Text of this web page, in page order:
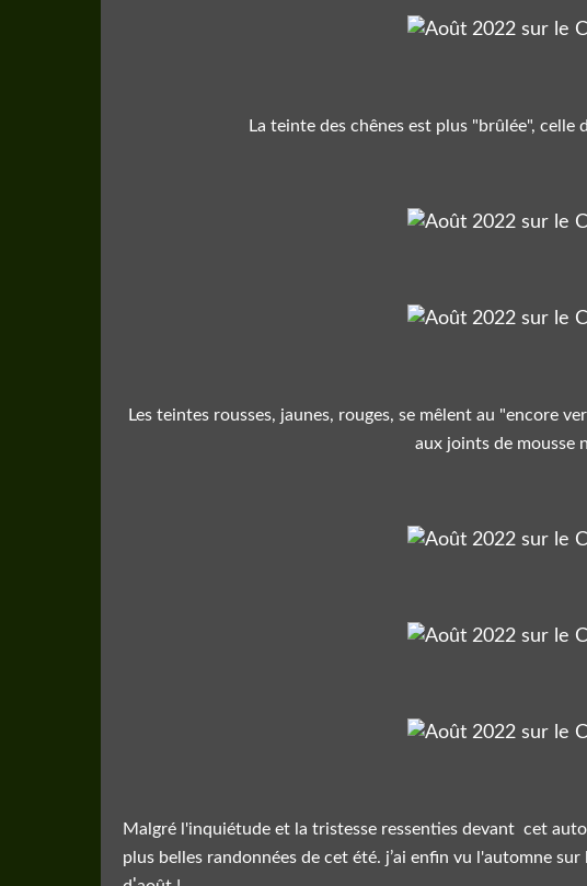
La teinte des chênes est plus "brûlée", celle
Les teintes rousses, jaunes, rouges, se mêlent au "encore
aux joints de mousse
Malgré l'inquiétude et la tristesse ressenties devant cet
plus belles randonnées de cet été. j’ai enfin vu l'automne